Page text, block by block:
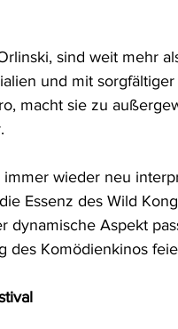
sind weit mehr
und mit
macht sie zu
immer wieder neu
Essenz des Wild
dynamische Aspekt
des Komödienkinos